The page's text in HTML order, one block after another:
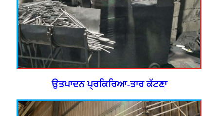
ਉਤਪਾਦਨ ਪ੍ਰਕਿਰਿਆ-ਤਾਰ ਕੱਟਣਾ